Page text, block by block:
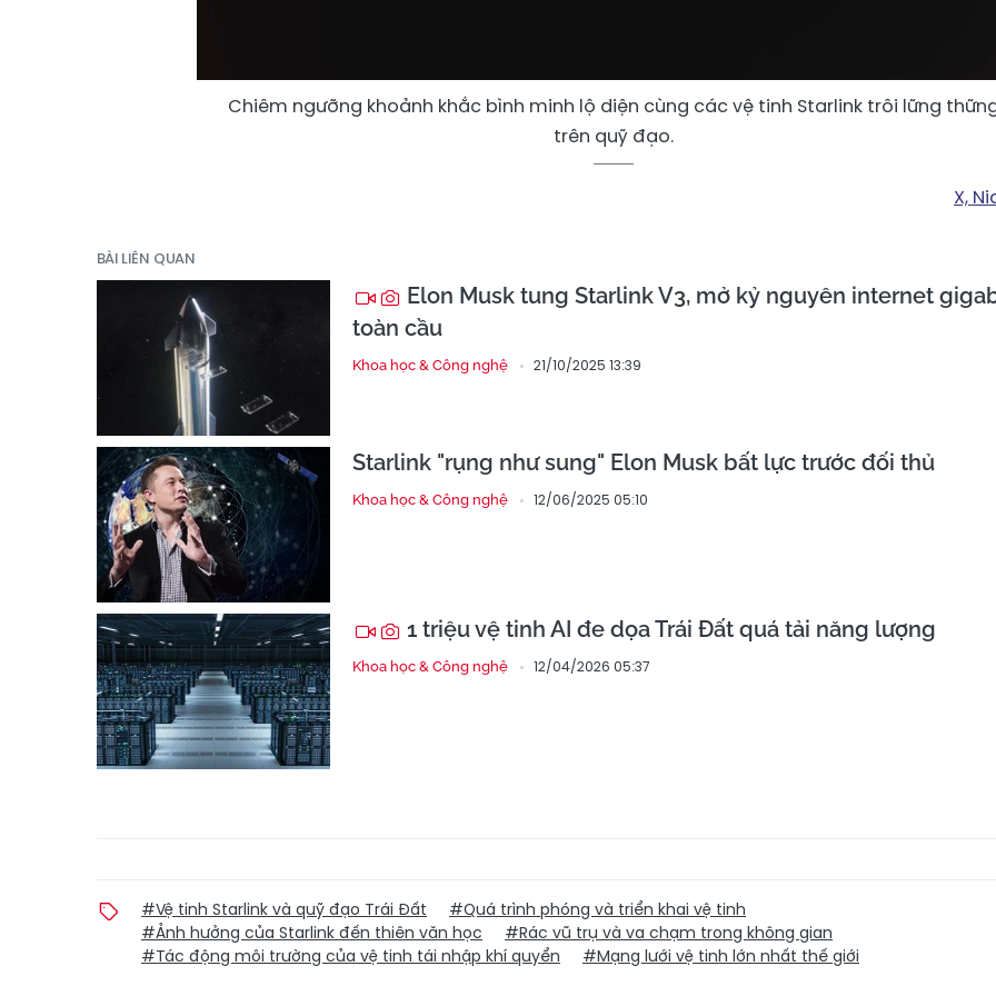
Chiêm ngưỡng khoảnh khắc bình minh lộ diện cùng các vệ tinh Starlink trôi lững
trên quỹ đạo.
X,
BÀI LIÊN QUAN
Elon Musk tung Starlink V3, mở kỷ nguyên internet
toàn cầu
Khoa học & Công nghệ 21/10/2025 13:39
Starlink "rụng như sung" Elon Musk bất lực trước đối thủ
Khoa học & Công nghệ 12/06/2025 05:10
1 triệu vệ tinh AI đe dọa Trái Đất quá tải năng lượng
Khoa học & Công nghệ 12/04/2026 05:37
#Vệ tinh Starlink và quỹ đạo Trái Đất
#Quá trình phóng và triển khai vệ tinh
#Ảnh hưởng của Starlink đến thiên văn học
#Rác vũ trụ và va chạm trong không gian
#Tác động môi trường của vệ tinh tái nhập khí quyển
#Mạng lưới vệ tinh lớn nhất thế giới